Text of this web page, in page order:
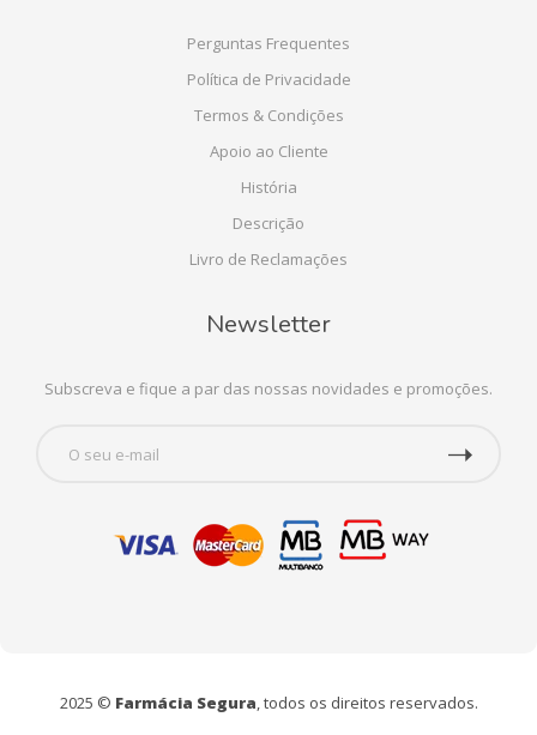
Perguntas Frequentes
Política de Privacidade
Termos & Condições
Apoio ao Cliente
História
Descrição
Livro de Reclamações
Newsletter
Subscreva e fique a par das nossas novidades e promoções.
2025 © Farmácia Segura, todos os direitos reservados.